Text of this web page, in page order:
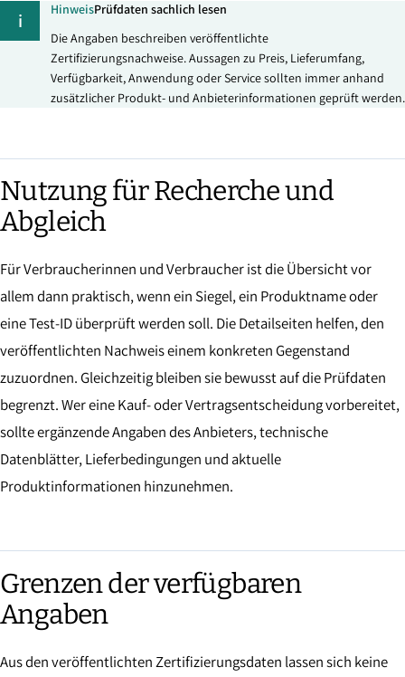
i HinweisPrüfdaten sachlich lesen
Die Angaben beschreiben veröffentlichte
Zertifizierungsnachweise. Aussagen zu Preis, Lieferumfang,
Verfügbarkeit, Anwendung oder Service sollten immer anhand
zusätzlicher Produkt- und Anbieterinformationen geprüft werden.
Nutzung für Recherche und
Abgleich
Für Verbraucherinnen und Verbraucher ist die Übersicht vor
allem dann praktisch, wenn ein Siegel, ein Produktname oder
eine Test-ID überprüft werden soll. Die Detailseiten helfen, den
veröffentlichten Nachweis einem konkreten Gegenstand
zuzuordnen. Gleichzeitig bleiben sie bewusst auf die Prüfdaten
begrenzt. Wer eine Kauf- oder Vertragsentscheidung vorbereitet,
sollte ergänzende Angaben des Anbieters, technische
Datenblätter, Lieferbedingungen und aktuelle
Produktinformationen hinzunehmen.
Grenzen der verfügbaren
Angaben
Aus den veröffentlichten Zertifizierungsdaten lassen sich keine